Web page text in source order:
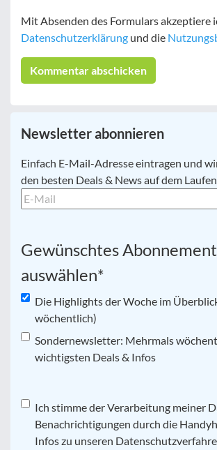
Mit Absenden des Formulars akzeptiere
Datenschutzerklärung und die
Newsletter abonnieren
E-
Mail *
Einfach E-Mail-Adresse eintragen und
den besten Deals & News auf dem
Gewünschtes Abonnement
auswählen*
Die Highlights der Woche im
wöchentlich)
Sondernewsletter: Mehrmals
wichtigsten Deals & Infos
Datenschutz*
Ich stimme der Verarbeitung meiner
Benachrichtigungen durch die
Infos zu unseren